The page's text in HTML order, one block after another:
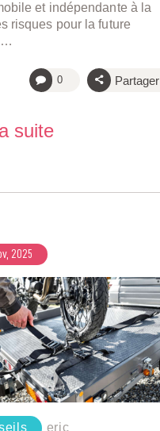
et indépendante à la
risques pour la future
0 Partager
suite
2025
eric